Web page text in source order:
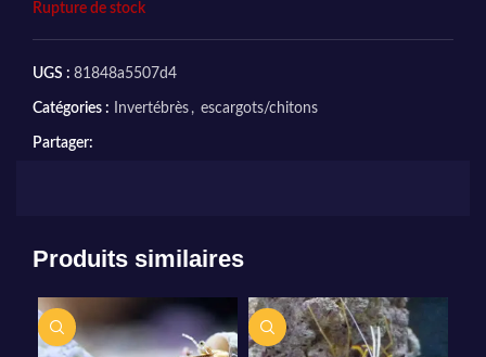
Rupture de stock
UGS : 81848a5507d4
Catégories : Invertébrès , escargots/chitons
Partager:
Produits similaires